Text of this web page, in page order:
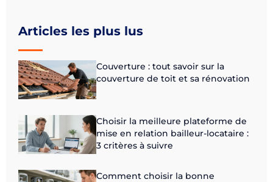
Articles les plus lus
Couverture : tout savoir sur la
couverture de toit et sa rénovation
Choisir la meilleure plateforme de
mise en relation bailleur-locataire :
3 critères à suivre
Comment choisir la bonne